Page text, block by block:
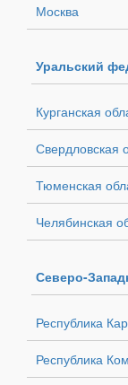
Москва
Уральский
Курганская
Свердловская
Тюменская
Челябинская
Северо-
Республика
Республика